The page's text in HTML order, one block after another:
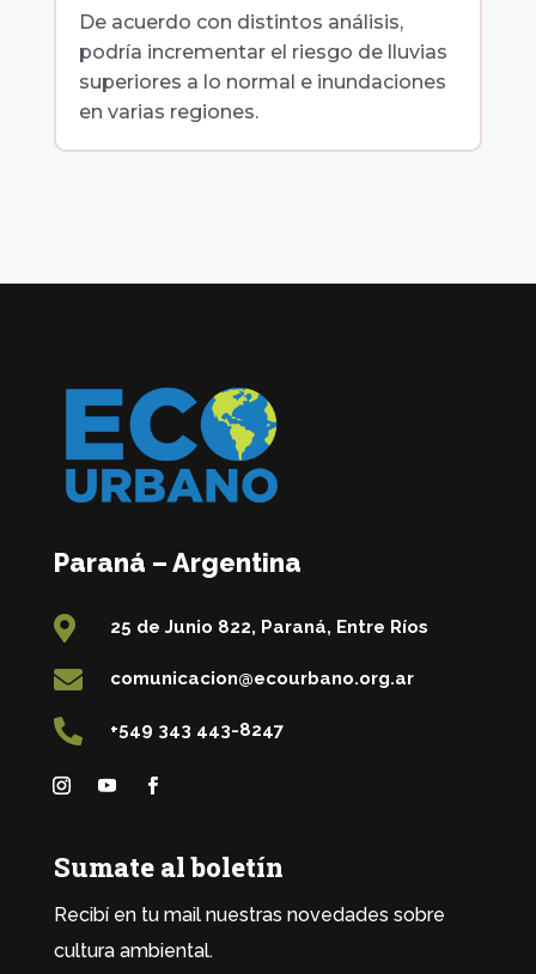
De acuerdo con distintos análisis,
podría incrementar el riesgo de lluvias
superiores a lo normal e inundaciones
en varias regiones.
Paraná – Argentina
 25 de Junio 822, Paraná, Entre Ríos
 comunicacion@ecourbano.org.ar
 +549 343 443-8247
Sumate al boletín
Recibí en tu mail nuestras novedades sobre
cultura ambiental.